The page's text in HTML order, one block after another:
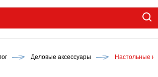
Деловые аксессуары Настольные